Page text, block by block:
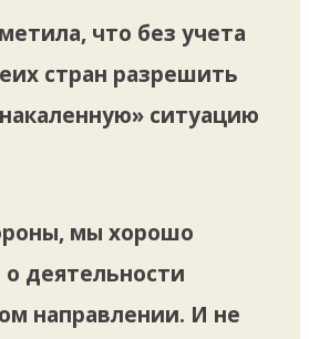
что без учета
стран разрешить
ситуацию
мы хорошо
деятельности
направлении. И не